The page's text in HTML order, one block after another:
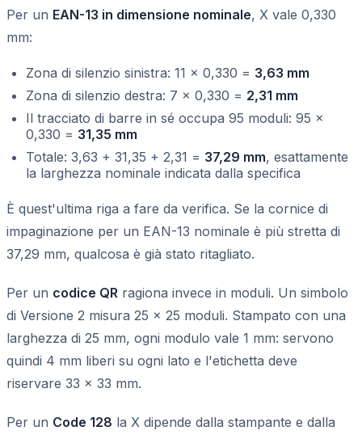
Per un EAN-13 in dimensione nominale, X vale 0,330
mm:
Zona di silenzio sinistra: 11 × 0,330 = 3,63 mm
Zona di silenzio destra: 7 × 0,330 = 2,31 mm
Il tracciato di barre in sé occupa 95 moduli: 95 ×
0,330 = 31,35 mm
Totale: 3,63 + 31,35 + 2,31 = 37,29 mm, esattamente
la larghezza nominale indicata dalla specifica
È quest'ultima riga a fare da verifica. Se la cornice di
impaginazione per un EAN-13 nominale è più stretta di
37,29 mm, qualcosa è già stato ritagliato.
Per un codice QR ragiona invece in moduli. Un simbolo
di Versione 2 misura 25 × 25 moduli. Stampato con una
larghezza di 25 mm, ogni modulo vale 1 mm: servono
quindi 4 mm liberi su ogni lato e l'etichetta deve
riservare 33 × 33 mm.
Per un Code 128 la X dipende dalla stampante e dalla